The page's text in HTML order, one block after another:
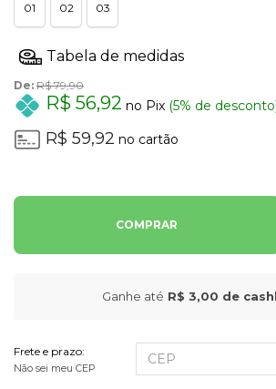
01 02 03
De: R$ 79,90
R$ 56,92 no Pix (5% de
R$ 59,92 no cartão
COMPRAR
Ganhe até R$ 3,00 de
Frete e prazo:
Não sei meu CEP